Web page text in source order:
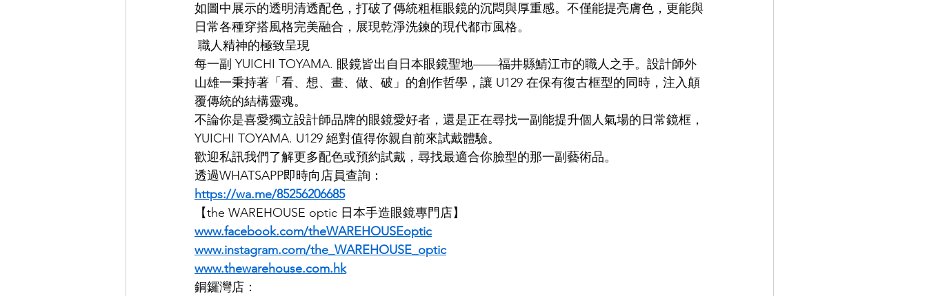
如圖中展示的透明清透配色，打破了傳統粗框眼鏡的沉悶與厚重感。不僅能提亮膚色，更能與
日常各種穿搭風格完美融合，展現乾淨洗鍊的現代都市風格。
職人精神的極致呈現
每一副 YUICHI TOYAMA. 眼鏡皆出自日本眼鏡聖地——福井縣鯖江市的職人之手。設計師外
山雄一秉持著「看、想、畫、做、破」的創作哲學，讓 U129 在保有復古框型的同時，注入顛
覆傳統的結構靈魂。
不論你是喜愛獨立設計師品牌的眼鏡愛好者，還是正在尋找一副能提升個人氣場的日常鏡框，
YUICHI TOYAMA. U129 絕對值得你親自前來試戴體驗。
歡迎私訊我們了解更多配色或預約試戴，尋找最適合你臉型的那一副藝術品。
透過WHATSAPP即時向店員查詢：
https://wa.me/85256206685
【the WAREHOUSE optic 日本手造眼鏡專門店】
www.facebook.com/theWAREHOUSEoptic
www.instagram.com/the_WAREHOUSE_optic
www.thewarehouse.com.hk
銅鑼灣店：